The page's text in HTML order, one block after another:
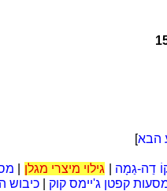
המפואר | שמועה
הבא]
דַה-גַמָה גילוי מיצרי מגלן
קפטן ג'יימס קוק כיבוש